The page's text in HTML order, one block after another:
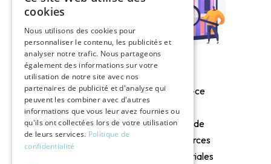
Solutions de
soutien
psychologique
pour l’aidant
Qu’est-ce
qu’un
Centre de
Ressources
Territoriales
cookies
Nous utilisons des cookies pour
personnaliser le contenu, les publicités et
analyser notre trafic. Nous partageons
également des informations sur votre
utilisation de notre site avec nos
partenaires de publicité et d'analyse qui
peuvent les combiner avec d'autres
informations que vous leur avez fournies ou
qu'ils ont collectées lors de votre utilisation
de leurs services. Politique de
confidentialité